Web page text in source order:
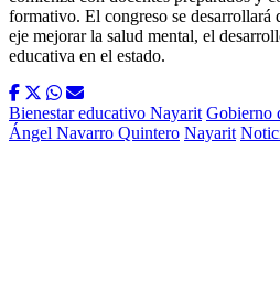
formativo. El congreso se desarrollará
eje mejorar la salud mental, el
educativa en el estado.
Bienestar educativo Nayarit Gobierno
Ángel Navarro Quintero Nayarit